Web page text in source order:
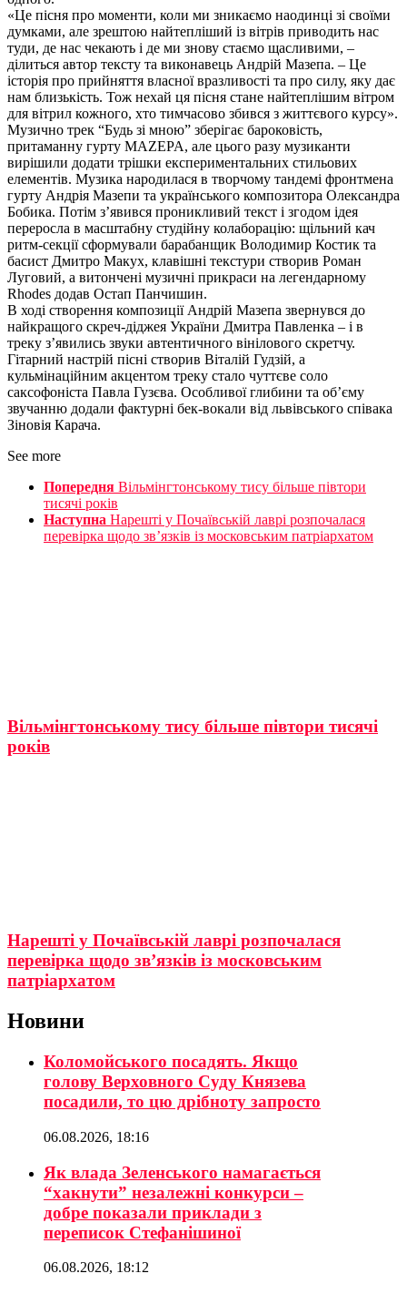
«Це пісня про моменти, коли ми зникаємо наодинці зі своїми
думками, але зрештою найтепліший із вітрів приводить нас
туди, де нас чекають і де ми знову стаємо щасливими, –
ділиться автор тексту та виконавець Андрій Мазепа. – Це
історія про прийняття власної вразливості та про силу, яку дає
нам близькість. Тож нехай ця пісня стане найтеплішим вітром
для вітрил кожного, хто тимчасово збився з життєвого курсу».
Музично трек “Будь зі мною” зберігає бароковість,
притаманну гурту MAZEPA, але цього разу музиканти
вирішили додати трішки експериментальних стильових
елементів. Музика народилася в творчому тандемі фронтмена
гурту Андрія Мазепи та українського композитора Олександра
Бобика. Потім зʼявився проникливий текст і згодом ідея
переросла в масштабну студійну колаборацію: щільний кач
ритм-секції сформували барабанщик Володимир Костик та
басист Дмитро Макух, клавішні текстури створив Роман
Луговий, а витончені музичні прикраси на легендарному
Rhodes додав Остап Панчишин.
В ході створення композиції Андрій Мазепа звернувся до
найкращого скреч-діджея України Дмитра Павленка – і в
треку зʼявились звуки автентичного вінілового скретчу.
Гітарний настрій пісні створив Віталій Гудзій, а
кульмінаційним акцентом треку стало чуттєве соло
саксофоніста Павла Гузєва. Особливої глибини та об’єму
звучанню додали фактурні бек-вокали від львівського співака
Зіновія Карача.
See more
Попередня Вільмінгтонському тису більше півтори
тисячі років
Наступна Нарешті у Почаївській лаврі розпочалася
перевірка щодо зв’язків із московським патріархатом
Вільмінгтонському тису більше півтори тисячі
років
Нарешті у Почаївській лаврі розпочалася
перевірка щодо зв’язків із московським
патріархатом
Новини
Коломойського посадять. Якщо
голову Верховного Суду Князева
посадили, то цю дрібноту запросто
06.08.2026, 18:16
Як влада Зеленського намагається
“хакнути” незалежні конкурси –
добре показали приклади з
переписок Стефанішиної
06.08.2026, 18:12